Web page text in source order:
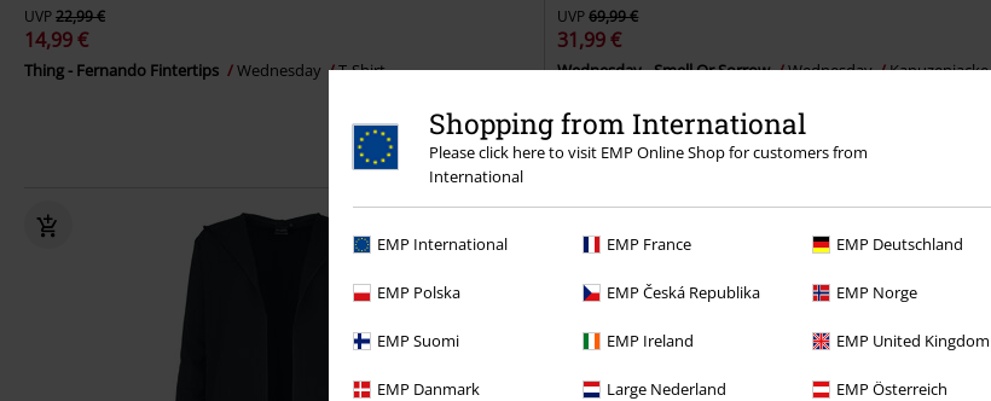
Shopping from International
Please click here to visit EMP Online Shop for customers from
International
EMP International EMP France EMP Deutschland
EMP Polska EMP Česká Republika EMP Norge
EMP Suomi EMP Ireland EMP United Kingdom
EMP Danmark Large Nederland EMP Österreich
UVP22,99 €
14,99 €
Thing - Fernando Fintertips Wednesday T-Shirt
UVP69,99 €
31,99 €
Wednesday - Smell Or Sorrow Wednesday Kapuzenjacke